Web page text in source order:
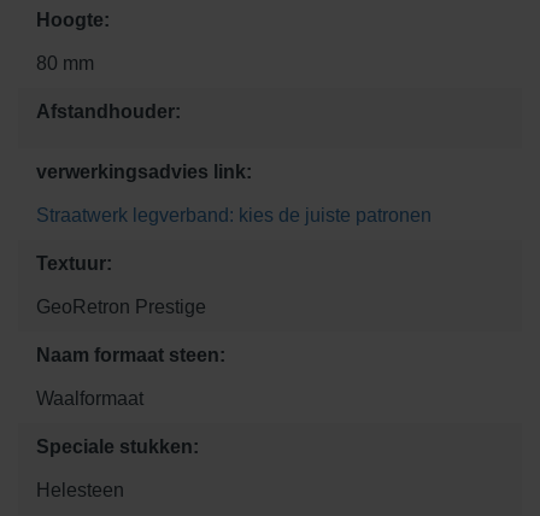
Hoogte:
80 mm
Afstandhouder:
verwerkingsadvies link:
Straatwerk legverband: kies de juiste patronen
Textuur:
GeoRetron Prestige
Naam formaat steen:
Waalformaat
Speciale stukken:
Helesteen